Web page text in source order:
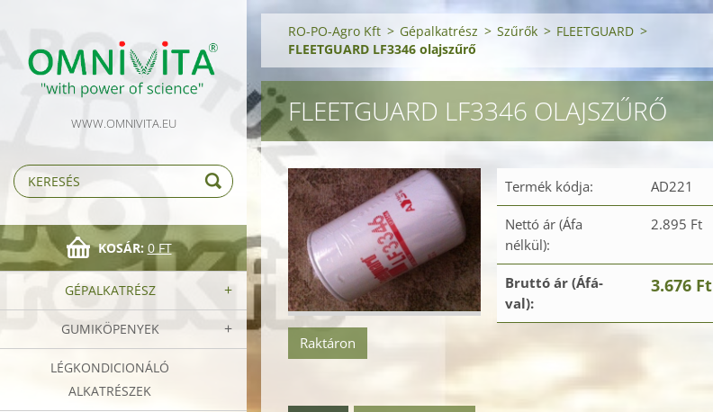
WWW.OMNIVITA.EU
KOSÁR: 0 FT
GÉPALKATRÉSZ
GUMIKÖPENYEK
LÉGKONDICIONÁLÓ
ALKATRÉSZEK
RO-PO-Agro Kft > Gépalkatrész > Szűrők > FLEETGUARD >
FLEETGUARD LF3346 olajszűrő
FLEETGUARD LF3346 OLAJSZŰRŐ
Raktáron
Termék kódja: AD221
Nettó ár (Áfa
nélkül):
2.895 Ft
Bruttó ár (Áfá-
val):
3.676 Ft